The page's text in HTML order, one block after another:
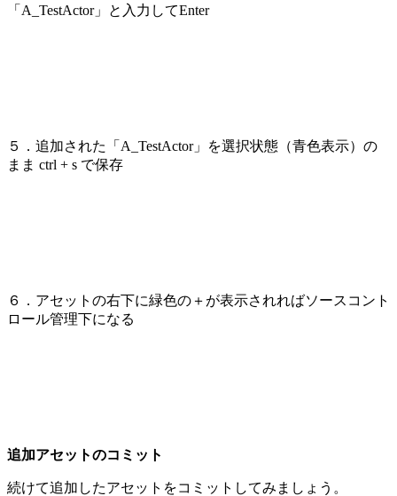
「A_TestActor」と入力してEnter
５．追加された「A_TestActor」を選択状態（青色表示）の
まま ctrl + s で保存
６．アセットの右下に緑色の＋が表示されればソースコント
ロール管理下になる
追加アセットのコミット
続けて追加したアセットをコミットしてみましょう。